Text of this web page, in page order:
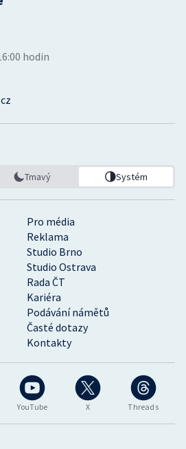
YouTube X Threads
Pro média
Reklama
Studio Brno
Studio Ostrava
Rada ČT
Kariéra
Podávání námětů
Časté dotazy
Kontakty
hodin
Tmavý Systém